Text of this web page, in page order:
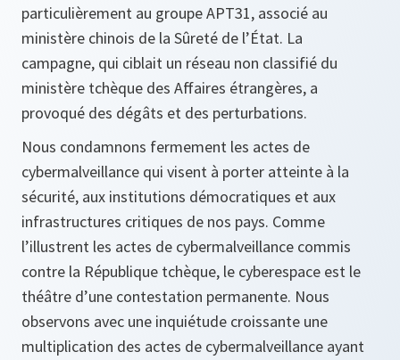
particulièrement au groupe APT31, associé au
ministère chinois de la Sûreté de l’État. La
campagne, qui ciblait un réseau non classifié du
ministère tchèque des Affaires étrangères, a
provoqué des dégâts et des perturbations.
Nous condamnons fermement les actes de
cybermalveillance qui visent à porter atteinte à la
sécurité, aux institutions démocratiques et aux
infrastructures critiques de nos pays. Comme
l’illustrent les actes de cybermalveillance commis
contre la République tchèque, le cyberespace est le
théâtre d’une contestation permanente. Nous
observons avec une inquiétude croissante une
multiplication des actes de cybermalveillance ayant